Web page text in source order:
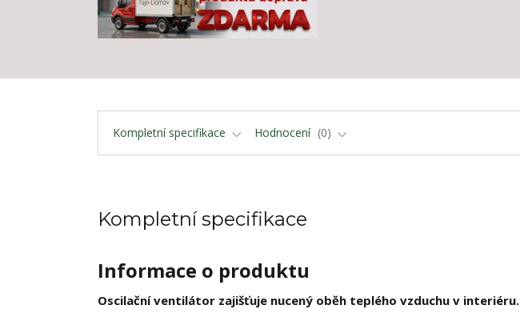
Kompletní specifikace Hodnocení 0
Kompletní specifikace
Informace o produktu
Oscilační ventilátor zajišťuje nucený oběh teplého vzduchu v interiéru.